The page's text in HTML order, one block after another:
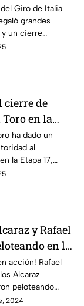
de Isaac del
del Giro de Italia
grandes
un cierre
en donde el líder
cierre de
Toro en la
Giro de
ha dado un
al
la Etapa 17,
como líder de
y Rafael
en la
acción! Rafael
Alcaraz
peloteando
Davis
2024